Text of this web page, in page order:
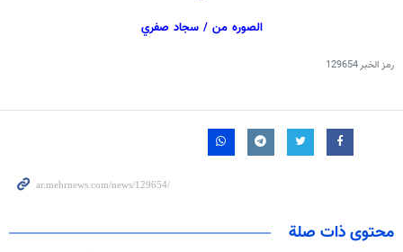
الصوره من / سجاد صفري
رمز الخبر129654
محتوى ذات صلة